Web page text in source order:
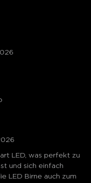
LED, was perfekt zu
und sich einfach
LED Birne auch zum